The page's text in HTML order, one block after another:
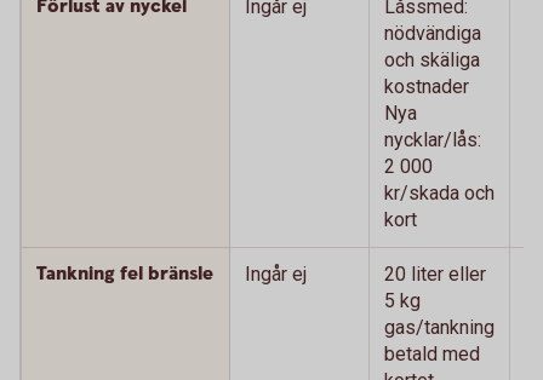
Förlust av nyckel Ingår ej
Låssmed:
nödvändiga
och skäliga
kostnader
Nya
nycklar/lås:
2 000
kr/skada och
kort
Tankning fel bränsle Ingår ej
20 liter eller
5 kg
gas/tankning
betald med